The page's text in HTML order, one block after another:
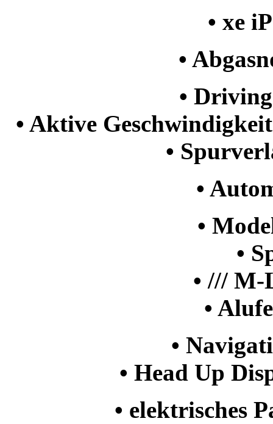
• xe
•
•
• Aktive
•
•
•
•
• ///
•
•
• Head Up
• elektrisches